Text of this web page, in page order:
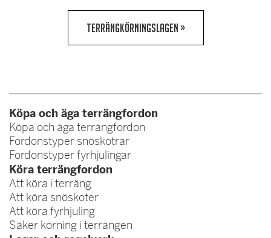
TERRÄNGKÖRNINGSLAGEN »
Köpa och äga terrängfordon
Köpa och äga terrängfordon
Fordonstyper snöskotrar
Fordonstyper fyrhjulingar
Köra terrängfordon
Att köra i terräng
Att köra snöskoter
Att köra fyrhjuling
Säker körning i terrängen